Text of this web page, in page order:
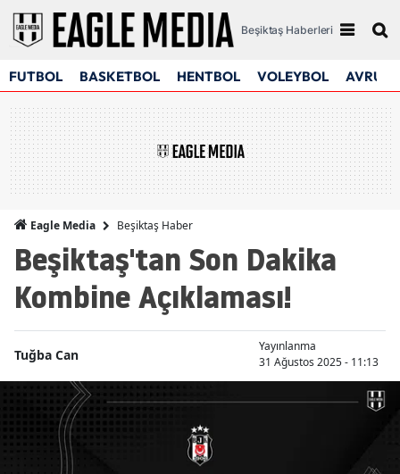
Beşiktaş Haberleri
FUTBOL BASKETBOL HENTBOL VOLEYBOL
Eagle Media Beşiktaş Haber
Beşiktaş'tan Son Dakika
Kombine Açıklaması!
Tuğba Can
Yayınlanma
31 Ağustos 2025 - 11:13